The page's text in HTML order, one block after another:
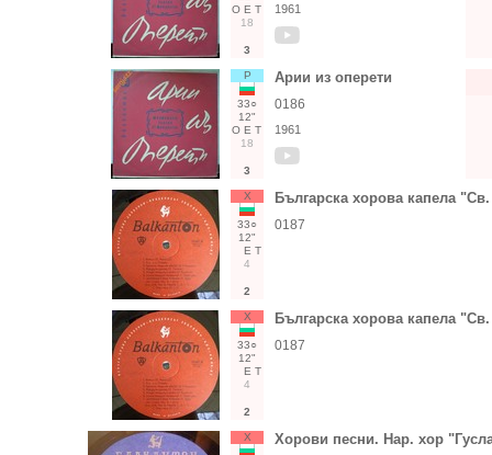
О Е Т
18
3
1961
Р
33○
12"
О Е Т
18
3
Арии из оперети
0186
1961
Х
33○
12"
Е Т
4
2
Българска хорова капела
0187
Х
33○
12"
Е Т
4
2
Българска хорова капела
0187
Х Хорови песни. Нар. хор